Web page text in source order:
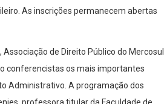
As inscrições permanecem abertas
de Direito Público do Mercosul
conferencistas os mais importantes
Administrativo. A programação dos